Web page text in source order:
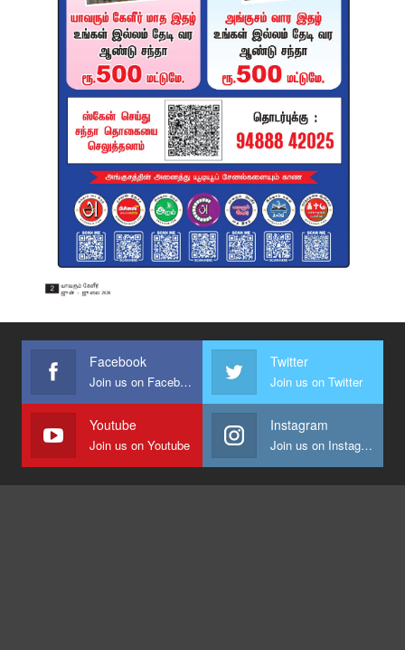
Facebook
Join us on Facebook
Twitter
Join us on Twitter
Youtube
Join us on Youtube
Instagram
Join us on Instagram